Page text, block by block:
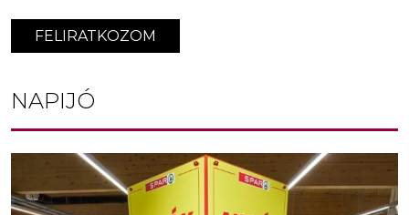
FELIRATKOZOM
NAPIJÓ